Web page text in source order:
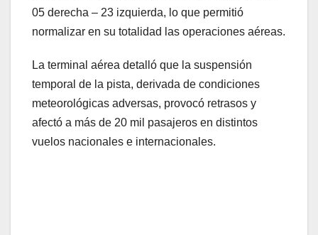
05 derecha – 23 izquierda, lo que permitió
normalizar en su totalidad las operaciones aéreas.
La terminal aérea detalló que la suspensión
temporal de la pista, derivada de condiciones
meteorológicas adversas, provocó retrasos y
afectó a más de 20 mil pasajeros en distintos
vuelos nacionales e internacionales.